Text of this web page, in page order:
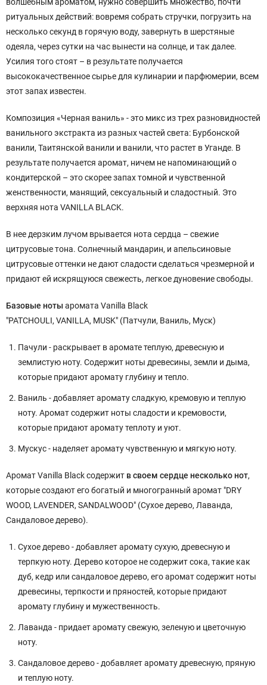
ритуальных действий: вовремя собрать стручки, погрузить на
несколько секунд в горячую воду, завернуть в шерстяные
одеяла, через сутки на час вынести на солнце, и так далее.
Усилия того стоят – в результате получается
высококачественное сырье для кулинарии и парфюмерии, всем
этот запах известен.
Композиция «Черная ваниль» - это микс из трех разновидностей
ванильного экстракта из разных частей света: Бурбонской
ванили, Таитянской ванили и ванили, что растет в Уганде. В
результате получается аромат, ничем не напоминающий о
кондитерской – это скорее запах томной и чувственной
женственности, манящий, сексуальный и сладостный. Это
верхняя нота VANILLA BLACK.
В нее дерзким лучом врывается нота сердца – свежие
цитрусовые тона. Солнечный мандарин, и апельсиновые
цитрусовые оттенки не дают сладости сделаться чрезмерной и
придают ей искрящуюся свежесть, легкое дуновение свободы.
Базовые нотыаромата Vanilla Black
"PATCHOULI, VANILLA, MUSK" (Патчули, Ваниль, Муск)
Пачули - раскрывает в аромате теплую, древесную и
землистую ноту. Содержит ноты древесины, земли и дыма,
которые придают аромату глубину и тепло.
Ваниль - добавляет аромату сладкую, кремовую и теплую
ноту. Аромат содержит ноты сладости и кремовости,
которые придают аромату теплоту и уют.
Мускус - наделяет аромату чувственную и мягкую ноту.
Аромат Vanilla Black содержит в своем сердце несколько нот,
которые создают его богатый и многогранный аромат "DRY
WOOD, LAVENDER, SANDALWOOD" (Сухое дерево, Лаванда,
Сандаловое дерево).
Сухое дерево - добавляет аромату сухую, древесную и
терпкую ноту. Дерево которое не содержит сока, такие как
дуб, кедр или сандаловое дерево, его аромат содержит ноты
древесины, терпкости и пряностей, которые придают
аромату глубину и мужественность.
Лаванда - придает аромату свежую, зеленую и цветочную
ноту.
Сандаловое дерево - добавляет аромату древесную, пряную
и теплую ноту.